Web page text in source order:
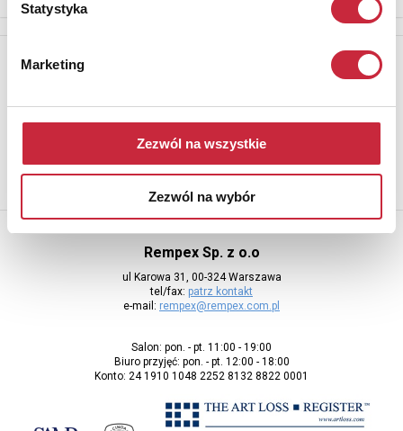
Statystyka
Marketing
Zezwól na wszystkie
Zezwól na wybór
adres e-mail
Rempex Sp. z o.o
ul Karowa 31, 00-324 Warszawa
tel/fax: patrz kontakt
e-mail: rempex@rempex.com.pl
Salon: pon. - pt. 11:00 - 19:00
Biuro przyjęć: pon. - pt. 12:00 - 18:00
Konto: 24 1910 1048 2252 8132 8822 0001